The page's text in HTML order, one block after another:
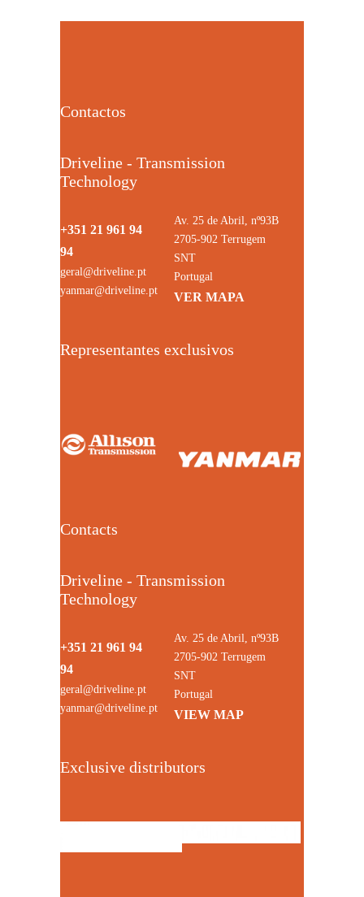
Contactos
Driveline - Transmission
Technology
+351 21 961 94
94
geral@driveline.pt
yanmar@driveline.pt
Av. 25 de Abril, nº93B
2705-902 Terrugem
SNT
Portugal
VER MAPA
Representantes exclusivos
Contacts
Driveline - Transmission
Technology
+351 21 961 94
94
geral@driveline.pt
yanmar@driveline.pt
Av. 25 de Abril, nº93B
2705-902 Terrugem
SNT
Portugal
VIEW MAP
Exclusive distributors